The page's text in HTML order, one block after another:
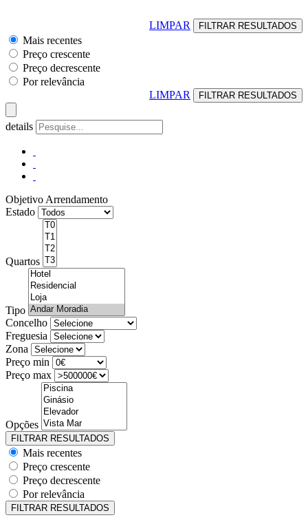
LIMPAR
Mais recentes
Preço crescente
Preço decrescente
Por relevância
LIMPAR
details
Objetivo Arrendamento
Estado
Quartos
Tipo
Concelho
Freguesia
Zona
Preço min
Preço max
Opções
Mais recentes
Preço crescente
Preço decrescente
Por relevância